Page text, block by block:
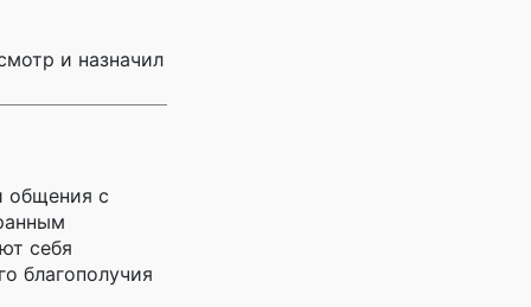
и назначил
общения с
себя
благополучия